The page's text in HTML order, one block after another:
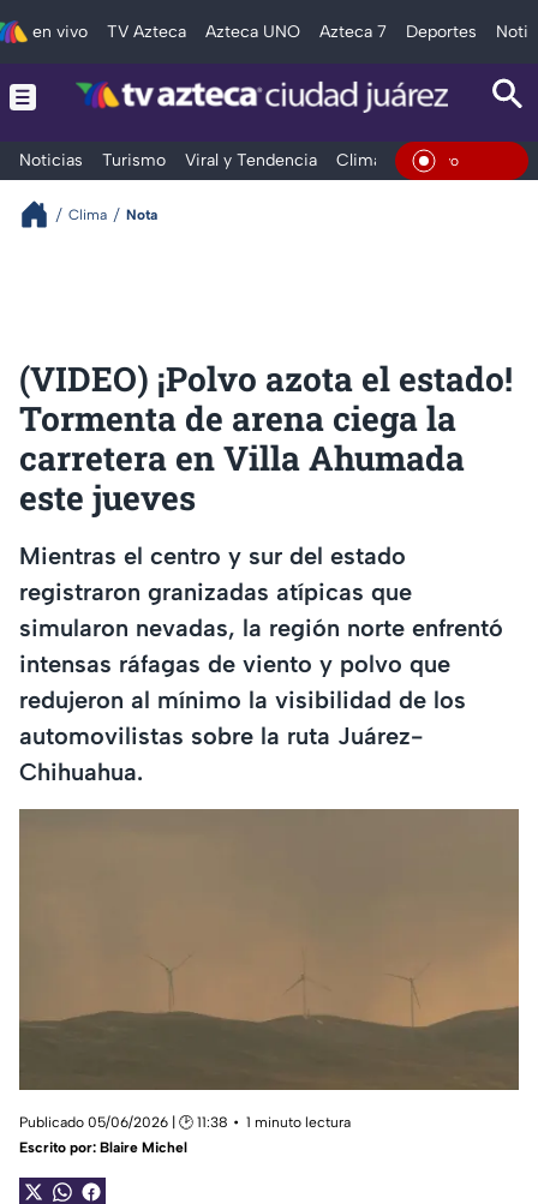
en vivo TV Azteca Azteca UNO Azteca 7 Deportes
Noticias Turismo Viral y Tendencia Clima Deportes En
Clima Nota
(VIDEO) ¡Polvo azota el estado!
Tormenta de arena ciega la
carretera en Villa Ahumada
este jueves
Mientras el centro y sur del estado
registraron granizadas atípicas que
simularon nevadas, la región norte enfrentó
intensas ráfagas de viento y polvo que
redujeron al mínimo la visibilidad de los
automovilistas sobre la ruta Juárez-
Chihuahua.
Publicado 05/06/2026 | 🕑 11:38
1 minuto lectura
Escrito por: Blaire Michel